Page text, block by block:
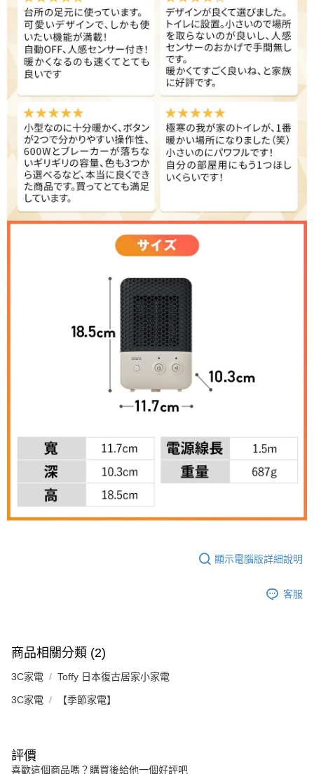
顯示電腦版詳細說明
客服
商品相關分類 (2)
3C家電 Toffy 日本復古居家小家電
3C家電 【季節家電】
評價
喜歡這個商品嗎？購買後給他一個好評吧